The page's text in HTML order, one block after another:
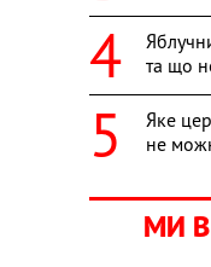
та що
Яке
не
МИ